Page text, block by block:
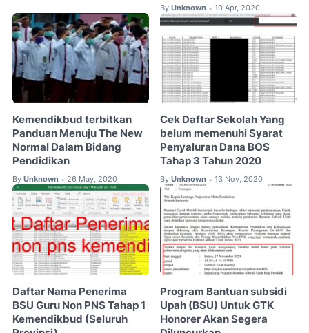
By Unknown • 10 Apr, 2020
Kemendikbud terbitkan
Panduan Menuju The New
Normal Dalam Bidang
Pendidikan
By Unknown • 26 May, 2020
Cek Daftar Sekolah Yang
belum memenuhi Syarat
Penyaluran Dana BOS
Tahap 3 Tahun 2020
By Unknown • 13 Nov, 2020
Daftar Nama Penerima
BSU Guru Non PNS Tahap 1
Kemendikbud (Seluruh
Program Bantuan subsidi
Upah (BSU) Untuk GTK
Honorer Akan Segera